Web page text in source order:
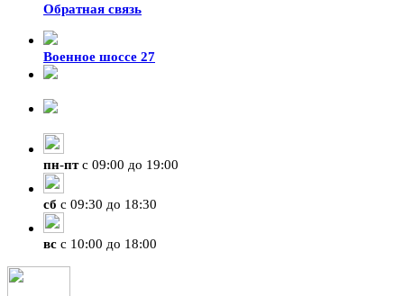
Обратная связь
Военное шоссе 27
пн-птс 09:00 до 19:00
сб с 09:30 до 18:30
вс с 10:00 до 18:00